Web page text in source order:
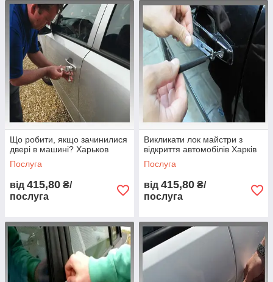
Що робити, якщо зачинилися
двері в машині? Харьков
Послуга
від 415,80 ₴/
послуга
Викликати лок майстри з
відкриття автомобілів Харків
Послуга
від 415,80 ₴/
послуга